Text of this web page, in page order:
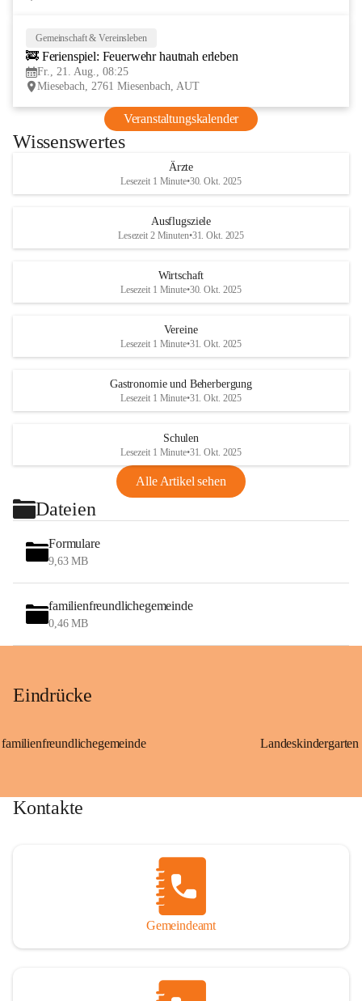
Gemeinschaft & Vereinsleben
🚒 Ferienspiel: Feuerwehr hautnah erleben
Fr., 21. Aug., 08:25
Miesebach, 2761 Miesenbach, AUT
Veranstaltungskalender
Wissenswertes
Ärzte
Lesezeit 1 Minute•30. Okt. 2025
Ausflugsziele
Lesezeit 2 Minuten•31. Okt. 2025
Wirtschaft
Lesezeit 1 Minute•30. Okt. 2025
Vereine
Lesezeit 1 Minute•31. Okt. 2025
Gastronomie und Beherbergung
Lesezeit 1 Minute•31. Okt. 2025
Schulen
Lesezeit 1 Minute•31. Okt. 2025
Alle Artikel sehen
Dateien
Formulare
9,63 MB
familienfreundlichegemeinde
0,46 MB
Eindrücke
familienfreundlichegemeinde
Kontakte
Gemeindeamt